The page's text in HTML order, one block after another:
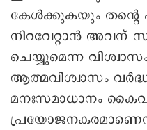
കേൾക്കുകയും
നിറവേറ്റാൻ അവന്
ചെയ്യുമെന്ന
ആത്മവിശ്വാസം
മനഃസമാധാനം